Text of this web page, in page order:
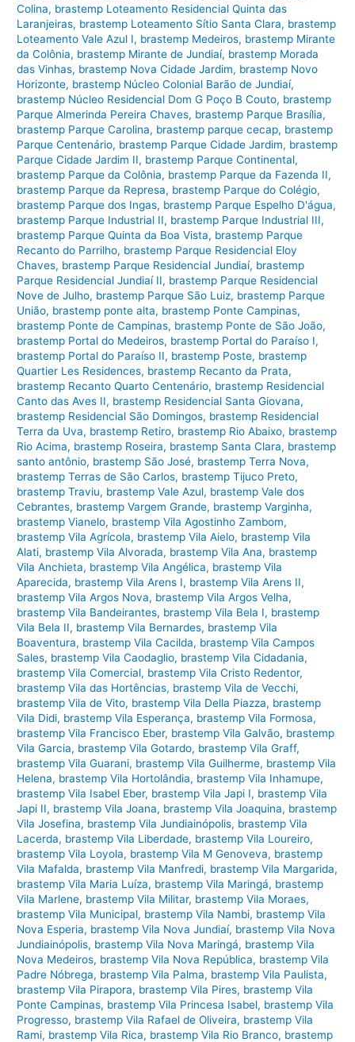
Colina, brastemp Loteamento Residencial Quinta das
Laranjeiras, brastemp Loteamento Sítio Santa Clara, brastemp
Loteamento Vale Azul I, brastemp Medeiros, brastemp Mirante
da Colônia, brastemp Mirante de Jundiaí, brastemp Morada
das Vinhas, brastemp Nova Cidade Jardim, brastemp Novo
Horizonte, brastemp Núcleo Colonial Barão de Jundiaí,
brastemp Núcleo Residencial Dom G Poço B Couto, brastemp
Parque Almerinda Pereira Chaves, brastemp Parque Brasília,
brastemp Parque Carolina, brastemp parque cecap, brastemp
Parque Centenário, brastemp Parque Cidade Jardim, brastemp
Parque Cidade Jardim II, brastemp Parque Continental,
brastemp Parque da Colônia, brastemp Parque da Fazenda II,
brastemp Parque da Represa, brastemp Parque do Colégio,
brastemp Parque dos Ingas, brastemp Parque Espelho D'água,
brastemp Parque Industrial II, brastemp Parque Industrial III,
brastemp Parque Quinta da Boa Vista, brastemp Parque
Recanto do Parrilho, brastemp Parque Residencial Eloy
Chaves, brastemp Parque Residencial Jundiaí, brastemp
Parque Residencial Jundiaí II, brastemp Parque Residencial
Nove de Julho, brastemp Parque São Luiz, brastemp Parque
União, brastemp ponte alta, brastemp Ponte Campinas,
brastemp Ponte de Campinas, brastemp Ponte de São João,
brastemp Portal do Medeiros, brastemp Portal do Paraíso I,
brastemp Portal do Paraíso II, brastemp Poste, brastemp
Quartier Les Residences, brastemp Recanto da Prata,
brastemp Recanto Quarto Centenário, brastemp Residencial
Canto das Aves II, brastemp Residencial Santa Giovana,
brastemp Residencial São Domingos, brastemp Residencial
Terra da Uva, brastemp Retiro, brastemp Rio Abaixo, brastemp
Rio Acima, brastemp Roseira, brastemp Santa Clara, brastemp
santo antônio, brastemp São José, brastemp Terra Nova,
brastemp Terras de São Carlos, brastemp Tijuco Preto,
brastemp Traviu, brastemp Vale Azul, brastemp Vale dos
Cebrantes, brastemp Vargem Grande, brastemp Varginha,
brastemp Vianelo, brastemp Vila Agostinho Zambom,
brastemp Vila Agrícola, brastemp Vila Aielo, brastemp Vila
Alati, brastemp Vila Alvorada, brastemp Vila Ana, brastemp
Vila Anchieta, brastemp Vila Angélica, brastemp Vila
Aparecida, brastemp Vila Arens I, brastemp Vila Arens II,
brastemp Vila Argos Nova, brastemp Vila Argos Velha,
brastemp Vila Bandeirantes, brastemp Vila Bela I, brastemp
Vila Bela II, brastemp Vila Bernardes, brastemp Vila
Boaventura, brastemp Vila Cacilda, brastemp Vila Campos
Sales, brastemp Vila Caodaglio, brastemp Vila Cidadania,
brastemp Vila Comercial, brastemp Vila Cristo Redentor,
brastemp Vila das Hortências, brastemp Vila de Vecchi,
brastemp Vila de Vito, brastemp Vila Della Piazza, brastemp
Vila Didi, brastemp Vila Esperança, brastemp Vila Formosa,
brastemp Vila Francisco Eber, brastemp Vila Galvão, brastemp
Vila Garcia, brastemp Vila Gotardo, brastemp Vila Graff,
brastemp Vila Guarani, brastemp Vila Guilherme, brastemp Vila
Helena, brastemp Vila Hortolândia, brastemp Vila Inhamupe,
brastemp Vila Isabel Eber, brastemp Vila Japi I, brastemp Vila
Japi II, brastemp Vila Joana, brastemp Vila Joaquina, brastemp
Vila Josefina, brastemp Vila Jundiainópolis, brastemp Vila
Lacerda, brastemp Vila Liberdade, brastemp Vila Loureiro,
brastemp Vila Loyola, brastemp Vila M Genoveva, brastemp
Vila Mafalda, brastemp Vila Manfredi, brastemp Vila Margarida,
brastemp Vila Maria Luíza, brastemp Vila Maringá, brastemp
Vila Marlene, brastemp Vila Militar, brastemp Vila Moraes,
brastemp Vila Municipal, brastemp Vila Nambi, brastemp Vila
Nova Esperia, brastemp Vila Nova Jundiaí, brastemp Vila Nova
Jundiainópolis, brastemp Vila Nova Maringá, brastemp Vila
Nova Medeiros, brastemp Vila Nova República, brastemp Vila
Padre Nóbrega, brastemp Vila Palma, brastemp Vila Paulista,
brastemp Vila Pirapora, brastemp Vila Pires, brastemp Vila
Ponte Campinas, brastemp Vila Princesa Isabel, brastemp Vila
Progresso, brastemp Vila Rafael de Oliveira, brastemp Vila
Rami, brastemp Vila Rica, brastemp Vila Rio Branco, brastemp